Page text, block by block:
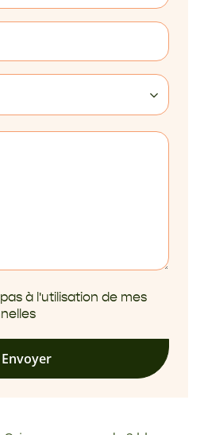
à l'utilisation de mes
Envoyer